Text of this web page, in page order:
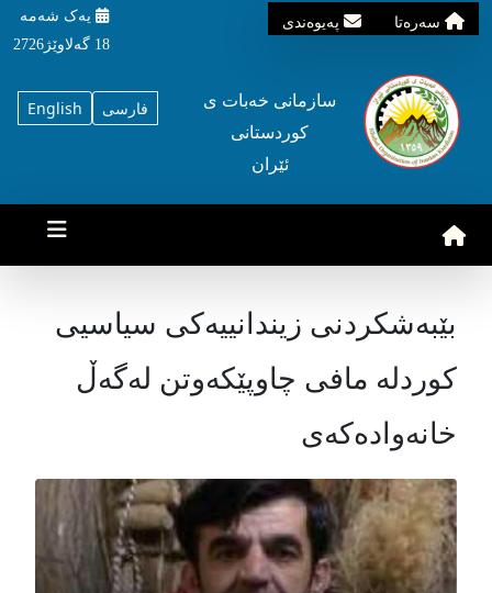
سه‌ره‌تا په‌یوه‌ندی
یه‌ک شه‌مه‌
18 گه‌لاوێژ2726
English فارسی
سازمانی خه‌بات ی
کوردستانی
ئێران
بێبەشکردنی زیندانییەكی سیاسیی
کوردلە مافی چاوپێکەوتن لەگەڵ
خانەوادەکەی